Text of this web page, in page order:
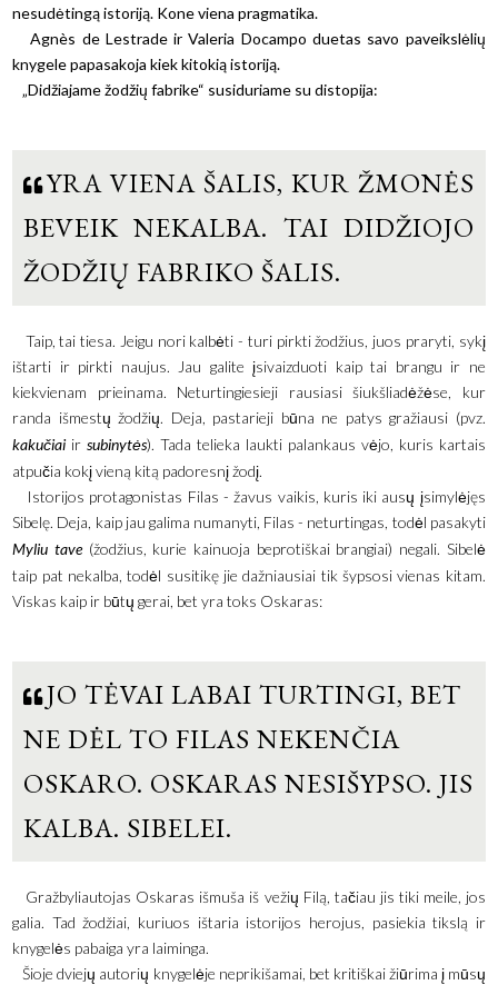
nesudėtingą istoriją. Kone viena pragmatika.
Agnès de Lestrade ir Valeria Docampo duetas savo paveikslėlių
knygele papasakoja kiek kitokią istoriją.
„Didžiajame žodžių fabrike“ susiduriame su distopija:
YRA VIENA ŠALIS, KUR ŽMONĖS
BEVEIK NEKALBA. TAI DIDŽIOJO
ŽODŽIŲ FABRIKO ŠALIS.
Taip, tai tiesa. Jeigu nori kalbėti - turi pirkti žodžius, juos praryti, sykį
ištarti ir pirkti naujus. Jau galite įsivaizduoti kaip tai brangu ir ne
kiekvienam prieinama. Neturtingiesieji rausiasi šiukšliadėžėse, kur
randa išmestų žodžių. Deja, pastarieji būna ne patys gražiausi (pvz.
kakučiai irsubinytės). Tada telieka laukti palankaus vėjo, kuris kartais
atpučia kokį vieną kitą padoresnį žodį.
Istorijos protagonistas Filas - žavus vaikis, kuris iki ausų įsimylėjęs
Sibelę. Deja, kaip jau galima numanyti, Filas - neturtingas, todėl pasakyti
Myliu tave(žodžius, kurie kainuoja beprotiškai brangiai) negali. Sibelė
taip pat nekalba, todėl susitikę jie dažniausiai tik šypsosi vienas kitam.
Viskas kaip ir būtų gerai, bet yra toks Oskaras:
JO TĖVAI LABAI TURTINGI, BET
NE DĖL TO FILAS NEKENČIA
OSKARO. OSKARAS NESIŠYPSO. JIS
KALBA. SIBELEI.
Gražbyliautojas Oskaras išmuša iš vežių Filą, tačiau jis tiki meile, jos
galia. Tad žodžiai, kuriuos ištaria istorijos herojus, pasiekia tikslą ir
knygelės pabaiga yra laiminga.
Šioje dviejų autorių knygelėje neprikišamai, bet kritiškai žiūrima į mūsų